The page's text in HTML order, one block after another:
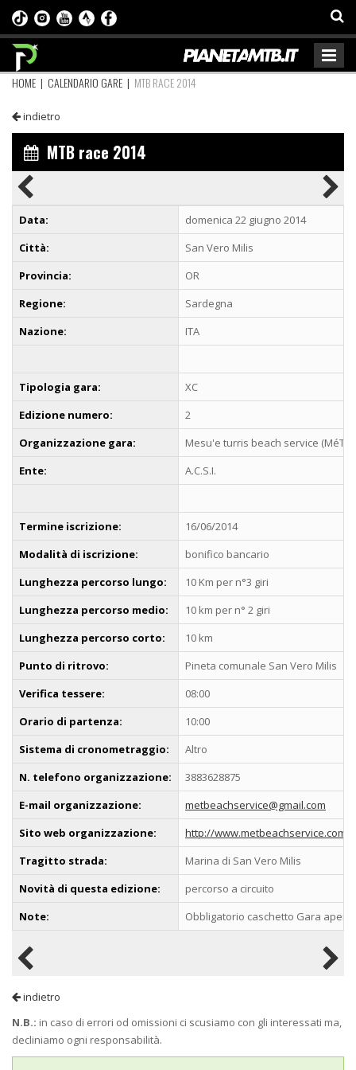
HOME | CALENDARIO GARE | MTB RACE 2014
indietro
MTB race 2014
Data:
domenica 22 giugno 2014
Città:
San Vero Milis
Provincia:
OR
Regione:
Sardegna
Nazione:
ITA
Tipologia gara:
XC
Edizione numero:
2
Organizzazione gara:
Mesu'e turris beach service
Ente:
A.C.S.I.
Termine iscrizione:
16/06/2014
Modalità di iscrizione:
bonifico bancario
Lunghezza percorso lungo:
10 Km per n°3 giri
Lunghezza percorso medio:
10 km per n° 2 giri
Lunghezza percorso corto:
10 km
Punto di ritrovo:
Pineta comunale San Vero Milis
Verifica tessere:
08:00
Orario di partenza:
10:00
Sistema di cronometraggio:
Altro
N. telefono organizzazione:
3883628875
E-mail organizzazione:
metbeachservice@gmail.com
Sito web organizzazione:
http://www.metbeachservice.com
Tragitto strada:
Marina di San Vero Milis
Novità di questa edizione:
percorso a circuito
Note:
Obbligatorio caschetto Gara
indietro
N.B.: in caso di errori od omissioni ci scusiamo con gli interessati ma,
decliniamo ogni responsabilità.